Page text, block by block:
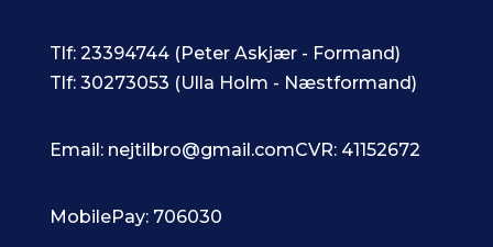
Tlf: 23394744 (Peter Askjær - Formand)
Tlf: 30273053 (Ulla Holm - Næstformand)
Email: nejtilbro@gmail.comCVR: 41152672
MobilePay: 706030